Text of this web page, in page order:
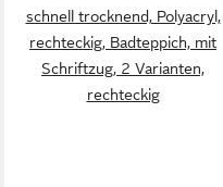
schnell trocknend, Polyacryl,
rechteckig, Badteppich, mit
Schriftzug, 2 Varianten,
rechteckig